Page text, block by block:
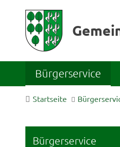
Bürgerservice
Startseite
Bürgerservice